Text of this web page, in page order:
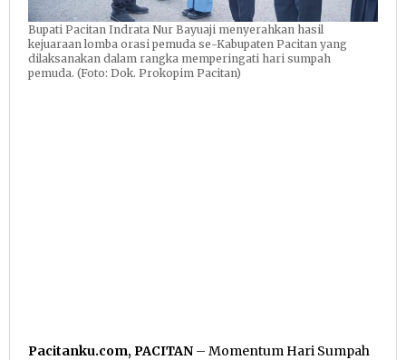
Bupati Pacitan Indrata Nur Bayuaji menyerahkan hasil
kejuaraan lomba orasi pemuda se-Kabupaten Pacitan yang
dilaksanakan dalam rangka memperingati hari sumpah
pemuda. (Foto: Dok. Prokopim Pacitan)
Pacitanku.com, PACITAN – Momentum Hari Sumpah